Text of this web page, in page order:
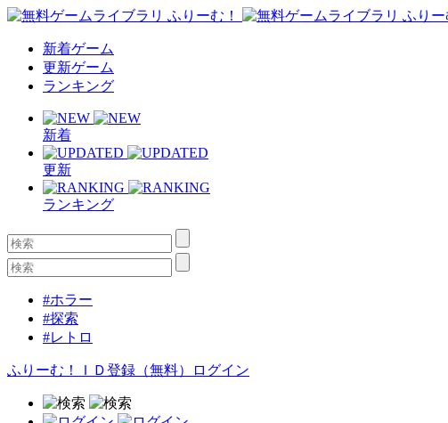
新着ゲーム
更新ゲーム
ランキング
新着
更新
ランキング
#ホラー
#探索
#レトロ
ふりーむ！ＩＤ登録（無料） ログイン